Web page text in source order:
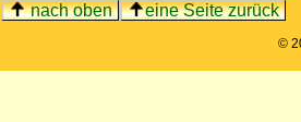
nach oben eine Seite zurück
©